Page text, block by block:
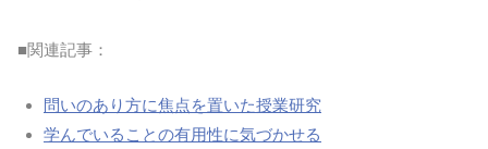
■関連記事：
問いのあり方に焦点を置いた授業研究
学んでいることの有用性に気づかせる